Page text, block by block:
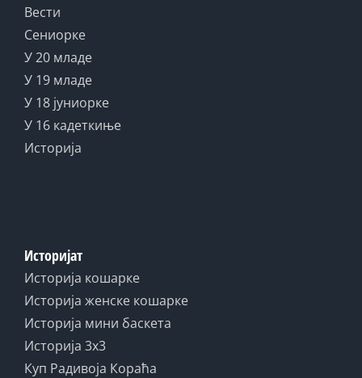
Вести
Сениорке
У 20 младе
У 19 младе
У 18 јуниорке
У 16 кадеткиње
Историја
Историјат
Историја кошарке
Историја женске кошарке
Историја мини баскета
Историја 3x3
Куп Радивоја Кораћа